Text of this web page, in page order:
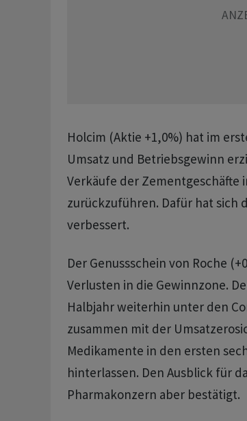
Holcim (Aktie +1,0%) hat im
Umsatz und Betriebsgewinn
Verkäufe der Zementgeschäfte
zurückzuführen. Dafür hat sich
verbessert.
Der Genussschein von Roche
Verlusten in die Gewinnzone.
Halbjahr weiterhin unter den
zusammen mit der
Medikamente in den ersten
hinterlassen. Den Ausblick für
Pharmakonzern aber bestätigt.